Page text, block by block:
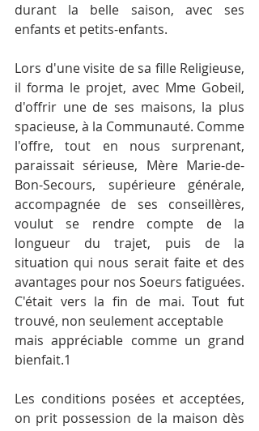
durant la belle saison, avec ses
enfants et petits-enfants.
Lors d'une visite de sa fille Religieuse,
il forma le projet, avec Mme Gobeil,
d'offrir une de ses maisons, la plus
spacieuse, à la Communauté. Comme
l'offre, tout en nous surprenant,
paraissait sérieuse, Mère Marie-de-
Bon-Secours, supérieure générale,
accompagnée de ses con­seillères,
voulut se rendre compte de la
longueur du trajet, puis de la
situation qui nous serait faite et des
avantages pour nos Soeurs fatiguées.
C'était vers la fin de mai. Tout fut
trouvé, non seulement acceptable
mais appréciable comme un grand
bienfait.1
Les conditions posées et acceptées,
on prit possession de la maison dès